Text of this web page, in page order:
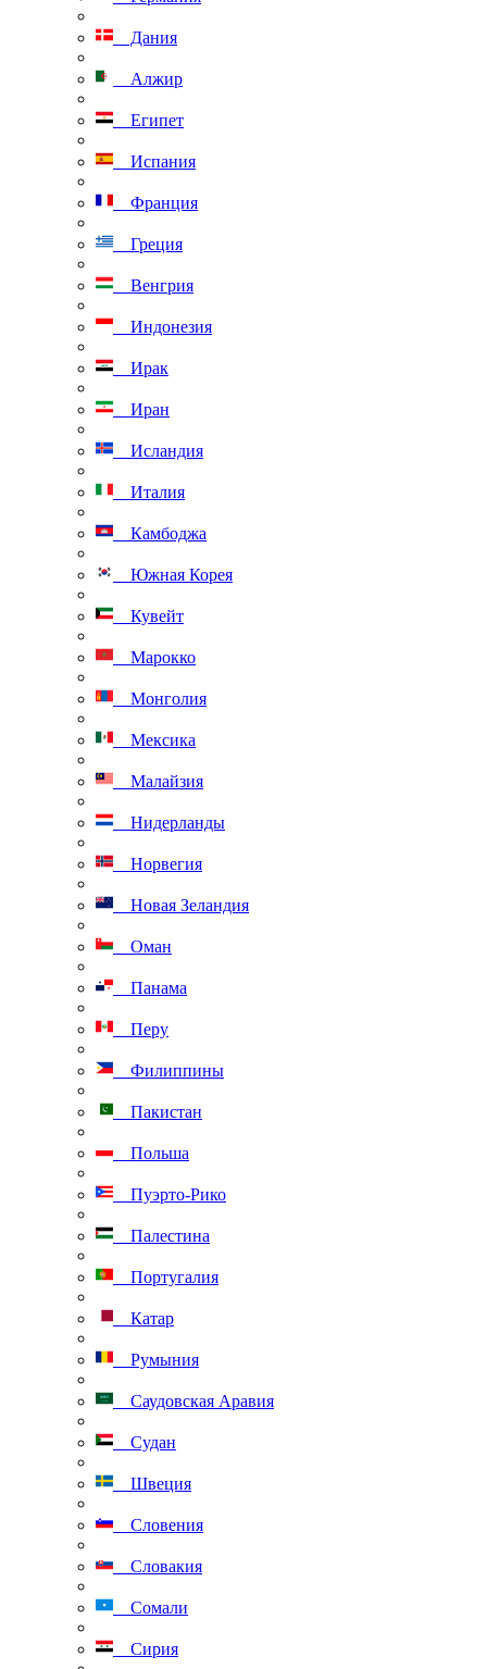
Дания
Алжир
Египет
Испания
Франция
Греция
Венгрия
Индонезия
Ирак
Иран
Исландия
Италия
Камбоджа
Южная Корея
Кувейт
Марокко
Монголия
Мексика
Малайзия
Нидерланды
Норвегия
Новая Зеландия
Оман
Панама
Перу
Филиппины
Пакистан
Польша
Пуэрто-Рико
Палестина
Португалия
Катар
Румыния
Саудовская Аравия
Судан
Швеция
Словения
Словакия
Сомали
Сирия